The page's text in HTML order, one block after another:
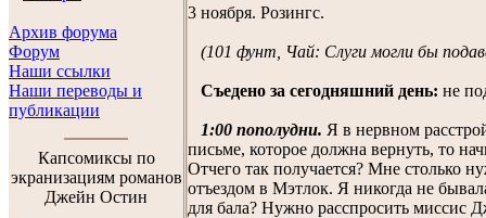
Архив форума
Форум
Наши ссылки
Наши переводы и
публикации
Капсомиксы по
экранизациям романов
Джейн Остин
3 ноября. Розингс.
(101 фунт, Чай: Слуги могли бы
Съедено за сегодняшний день: не
1:00 пополудни. Я в нервном
письме, которое должна вернуть, то
Отчего так получается? Мне столько
отъездом в Мэтлок. Я никогда не
для бала? Нужно расспросить миссис